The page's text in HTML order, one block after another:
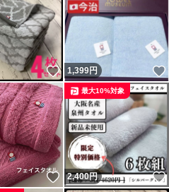
いいね！
1,399円
いいね！
2,400円
最大10%対象